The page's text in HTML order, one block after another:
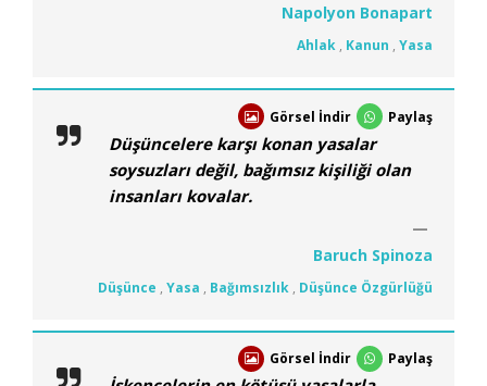
Napolyon Bonapart
Ahlak , Kanun , Yasa
Görsel İndir Paylaş
Düşüncelere karşı konan yasalar
soysuzları değil, bağımsız kişiliği olan
insanları kovalar.
Baruch Spinoza
Düşünce , Yasa , Bağımsızlık , Düşünce Özgürlüğü
Görsel İndir Paylaş